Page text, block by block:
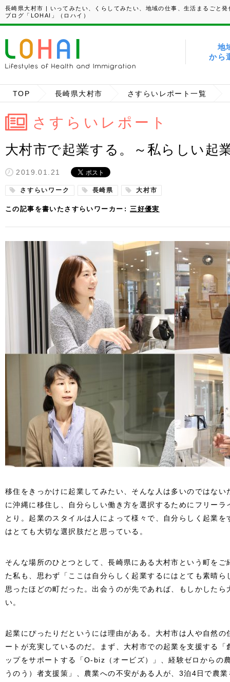
長崎県大村市 | いってみたい、くらしてみたい、地域の仕事、生活まるごと発
ブログ「LOHAI」（ロハイ）
地
から
TOP 長崎県大村市 さすらいレポート一覧
さすらいレポート
大村市で起業する。～私らしい起
2019.01.21
さすらいワーク 長崎県 大村市
この記事を書いたさすらいワーカー 三好優実
移住をきっかけに起業してみたい、そんな人は多いのではな
に沖縄に移住し、自分らしい働き方を選択するためにフリー
とり。起業のスタイルは人によって様々で、自分らしく起業
はとても大切な選択肢だと思っている。
そんな場所のひとつとして、長崎県にある大村市という町を
た私も、思わず「ここは自分らしく起業するにはとても素晴
思ったほどの町だった。出会うのが先であれば、もしかした
い。
起業にぴったりだというには理由がある。大村市は人や自然
ートが充実しているのだ。まず、大村市での起業を支援する
ップをサポートする「O-biz（オービズ）」、経験ゼロからの
うのう）者支援策」、農業への不安がある人が、3泊4日で農